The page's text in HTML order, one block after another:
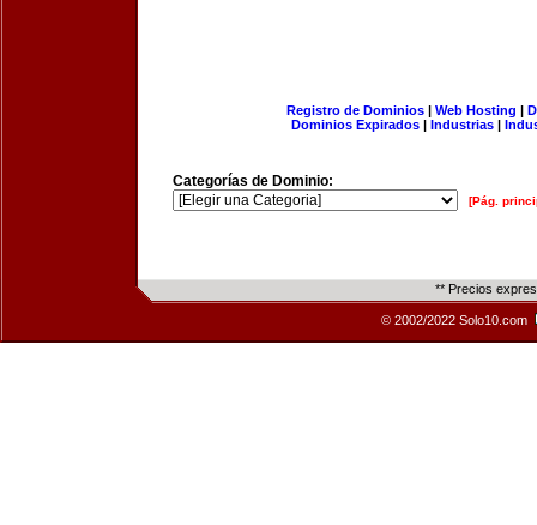
Registro de Dominios| Web Hosting |
Dominios Expirados | Industrias |
Categorías de Dominio:
[Pág.
** Precios
© 2002/2022 Solo10.com